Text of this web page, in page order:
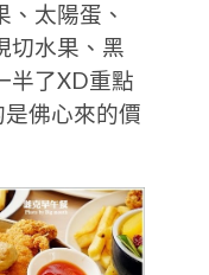
太陽蛋、
切水果、黑
半了XD重點
佛心來的價